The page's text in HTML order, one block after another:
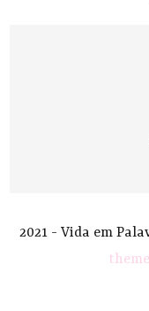
2021 - Vida em